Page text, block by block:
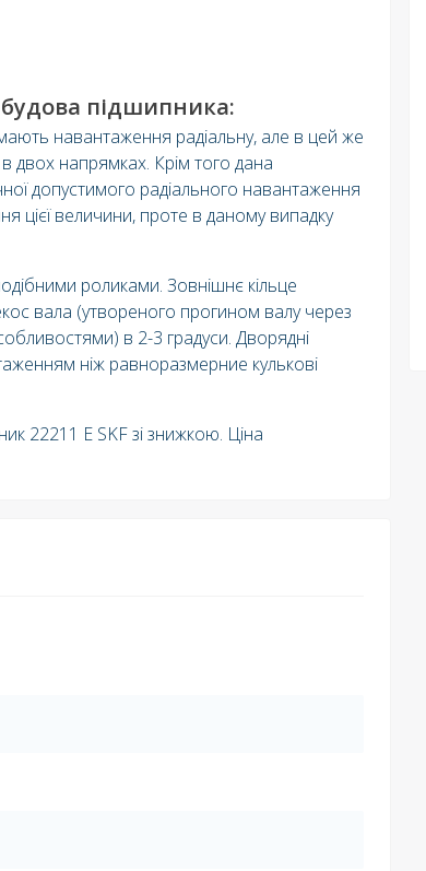
удова підшипника:
навантаження радіальну, але в цей же
двох напрямках. Крім того дана
допустимого радіального навантаження
цієї величини, проте в даному випадку
роликами. Зовнішнє кільце
вала (утвореного прогином валу через
в 2-3 градуси. Дворядні
ніж равноразмерние кулькові
22211 E SKF зі знижкою. Ціна